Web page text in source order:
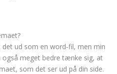
det ud som en word-fil, men min
meget bedre tænke sig, at
som det ser ud på din side.